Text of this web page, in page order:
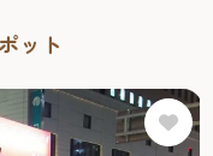
ット